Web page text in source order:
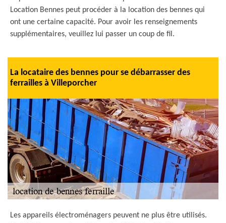
Location Bennes peut procéder à la location des bennes qui
ont une certaine capacité. Pour avoir les renseignements
supplémentaires, veuillez lui passer un coup de fil.
La locataire des bennes pour se débarrasser des
ferrailles à Villeporcher
Les appareils électroménagers peuvent ne plus être utilisés.